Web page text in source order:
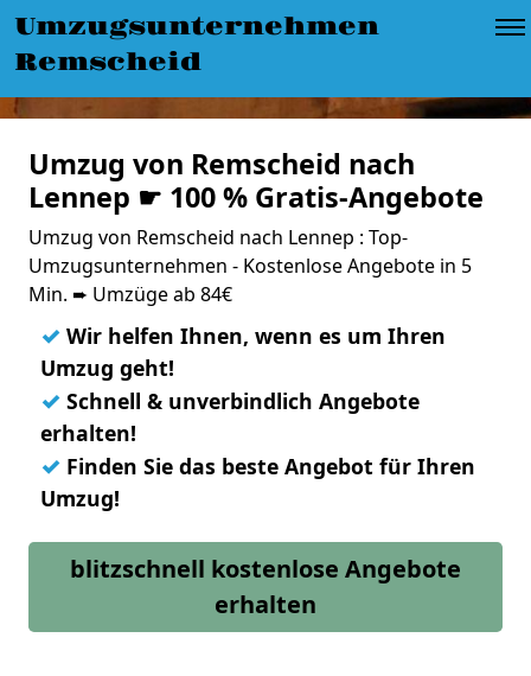
Umzugsunternehmen
Remscheid
Umzug von Remscheid nach
Lennep ☛ 100 % Gratis-Angebote
Umzug von Remscheid nach Lennep : Top-
Umzugsunternehmen - Kostenlose Angebote in 5
Min. ➨ Umzüge ab 84€
✓ Wir helfen Ihnen, wenn es um Ihren
Umzug geht!
✓ Schnell & unverbindlich Angebote
erhalten!
✓ Finden Sie das beste Angebot für Ihren
Umzug!
blitzschnell kostenlose Angebote
erhalten